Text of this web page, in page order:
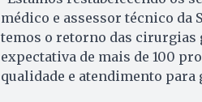
médico e assessor técnico da
temos o retorno das
expectativa de mais de 100
qualidade e atendimento para